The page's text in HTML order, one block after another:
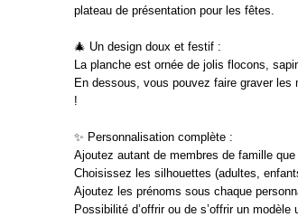
plateau de présentation pour les fêtes.
🎄 Un design doux et festif :
La planche est ornée de jolis flocons,
En dessous, vous pouvez faire graver
!
✨ Personnalisation complète :
Ajoutez autant de membres de famille
Choisissez les silhouettes (adultes,
Ajoutez les prénoms sous chaque
Possibilité d’offrir ou de s’offrir un modèle